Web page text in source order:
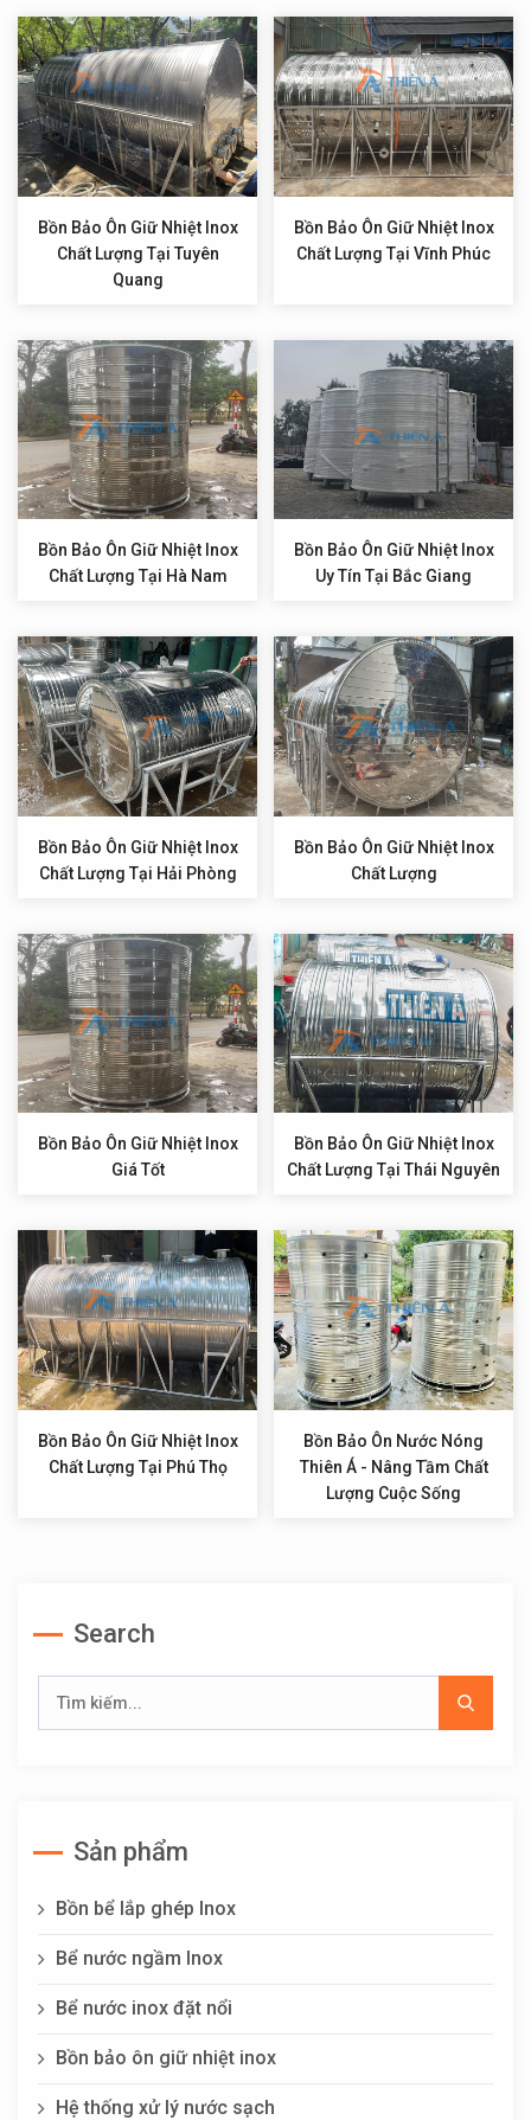
Bồn Bảo Ôn Giữ Nhiệt Inox
Chất Lượng Tại Tuyên
Quang
Bồn Bảo Ôn Giữ Nhiệt Inox
Chất Lượng Tại Vĩnh Phúc
Bồn Bảo Ôn Giữ Nhiệt Inox
Chất Lượng Tại Hà Nam
Bồn Bảo Ôn Giữ Nhiệt Inox
Uy Tín Tại Bắc Giang
Bồn Bảo Ôn Giữ Nhiệt Inox
Chất Lượng Tại Hải Phòng
Bồn Bảo Ôn Giữ Nhiệt Inox
Chất Lượng
Bồn Bảo Ôn Giữ Nhiệt Inox
Giá Tốt
Bồn Bảo Ôn Giữ Nhiệt Inox
Chất Lượng Tại Thái Nguyên
Bồn Bảo Ôn Giữ Nhiệt Inox
Chất Lượng Tại Phú Thọ
Bồn Bảo Ôn Nước Nóng
Thiên Á - Nâng Tầm Chất
Lượng Cuộc Sống
Search
Sản phẩm
Bồn bể lắp ghép Inox
Bể nước ngầm Inox
Bể nước inox đặt nổi
Bồn bảo ôn giữ nhiệt inox
Hệ thống xử lý nước sạch